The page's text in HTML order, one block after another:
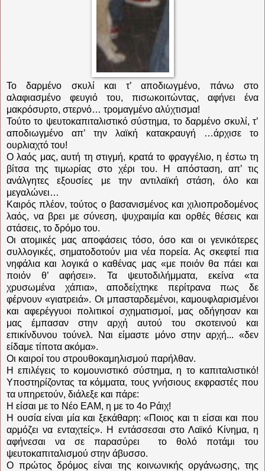
Το δαρμένο σκυλί και τ’ αποδιωγμένο, πάνω στο
αλαφιασμένο φευγιό του, πισωκοιτώντας, αφήνει ένα
μακρόσυρτο, στερνό… τρομαγμένο αλύχτισμα!
Τούτο το ψευτοκαπιταλιστικό σύστημα, το δαρμένο σκυλί, τ’
αποδιωγμένο απ’ την λαϊκή κατακραυγή …άρχισε το
ουρλιαχτό του!
Ο λαός μας, αυτή τη στιγμή, κρατά το φραγγέλιο, η έστω τη
βίτσα της τιμωρίας στο χέρι του. Η απόσταση, απ’ τις
ανάλγητες εξουσίες με την αντιλαϊκή στάση, όλο και
μεγαλώνει…
Καιρός πλέον, τούτος ο βασανισμένος και χιλιοπροδομένος
λαός, να βρει με σύνεση, ψυχραιμία και ορθές θέσεις και
στάσεις, το δρόμο του.
Οι ατομικές μας αποφάσεις τόσο, όσο και οι γενικότερες
συλλογικές, σηματοδοτούν μια νέα πορεία. Ας σκεφτεί πια
νηφάλια και λογικά ο καθένας μας «με ποιόν θα πάει και
ποιόν θ’ αφήσει». Τα ψευτοδιλήμματα, εκείνα «τα
χρυσωμένα χάπια», αποδείχτηκε περίτρανα πως δε
φέρνουν «γιατρειά». Οι μπασταρδεμένοι, καμουφλαρισμένοι
και αφερέγγυοι πολιτικοί σχηματισμοί, μας οδήγησαν και
μας έμπασαν στην αρχή αυτού του σκοτεινού και
επικίνδυνου τούνελ. Ναι είμαστε μόνο στην αρχή... «δεν
είδαμε τίποτα ακόμα».
Οι καιροί του στρουθοκαμηλισμού παρήλθαν.
Η επιλέγεις το κομουνιστικό σύστημα, η το καπιταλιστικό!
Υποστηρίζοντας τα κόμματα, τους γνήσιους εκφραστές που
τα υπηρετούν, διάλεξε και πάρε:
Η είσαι με το Νέο ΕΑΜ, η με το 4ο Ράιχ!
Η ουσία είναι μία και ξεκάθαρη: «Ποιος και τι είσαι και που
αρμόζει να ενταχτείς». Η εντάσσεσαι στο Λαϊκό Κίνημα, η
αφήνεσαι να σε παρασύρει το θολό ποτάμι του
ψευτοκαπιταλισμού στην άβυσσο.
Ο πρώτος δρόμος είναι της κοινωνικής οργάνωσης, της